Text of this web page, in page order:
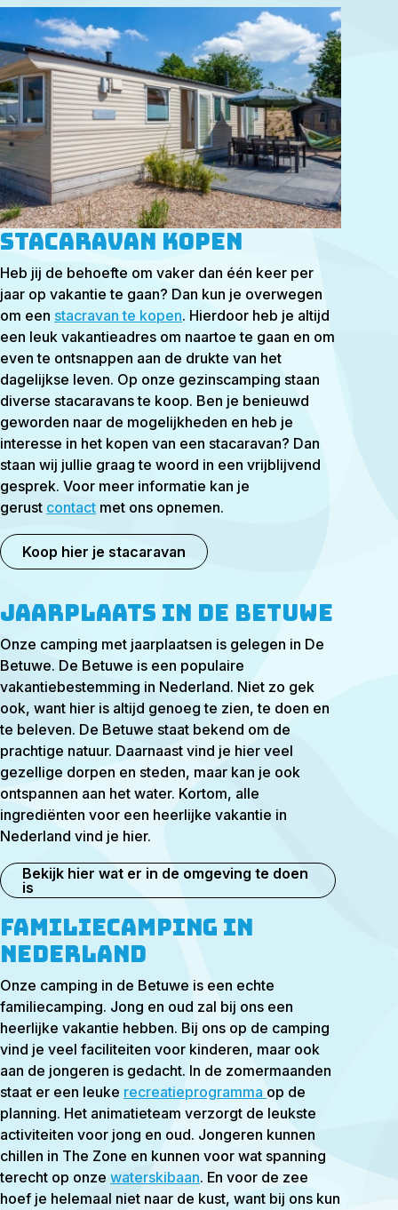
Stacaravan kopen
Heb jij de behoefte om vaker dan één keer per
jaar op vakantie te gaan? Dan kun je overwegen
om een stacravan te kopen. Hierdoor heb je altijd
een leuk vakantieadres om naartoe te gaan en om
even te ontsnappen aan de drukte van het
dagelijkse leven. Op onze gezinscamping staan
diverse stacaravans te koop. Ben je benieuwd
geworden naar de mogelijkheden en heb je
interesse in het kopen van een stacaravan? Dan
staan wij jullie graag te woord in een vrijblijvend
gesprek. Voor meer informatie kan je
gerust contact met ons opnemen.
Koop hier je stacaravan
Jaarplaats in de Betuwe
Onze camping met jaarplaatsen is gelegen in De
Betuwe. De Betuwe is een populaire
vakantiebestemming in Nederland. Niet zo gek
ook, want hier is altijd genoeg te zien, te doen en
te beleven. De Betuwe staat bekend om de
prachtige natuur. Daarnaast vind je hier veel
gezellige dorpen en steden, maar kan je ook
ontspannen aan het water. Kortom, alle
ingrediënten voor een heerlijke vakantie in
Nederland vind je hier.
Bekijk hier wat er in de omgeving te doen
is
Familiecamping in
Nederland
Onze camping in de Betuwe is een echte
familiecamping. Jong en oud zal bij ons een
heerlijke vakantie hebben. Bij ons op de camping
vind je veel faciliteiten voor kinderen, maar ook
aan de jongeren is gedacht. In de zomermaanden
staat er een leuke recreatieprogramma op de
planning. Het animatieteam verzorgt de leukste
activiteiten voor jong en oud. Jongeren kunnen
chillen in The Zone en kunnen voor wat spanning
terecht op onze waterskibaan. En voor de zee
hoef je helemaal niet naar de kust, want bij ons kun